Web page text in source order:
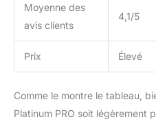
Moyenne des
avis clients
4,1/5
Prix Élevé
Comme le montre le tableau,
Platinum PRO soit légèrement